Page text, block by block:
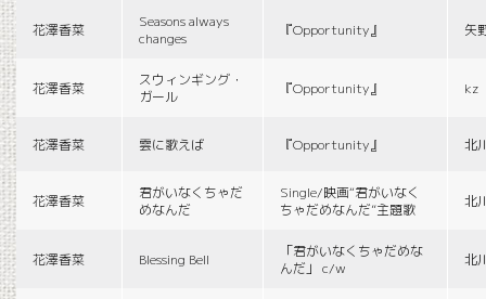
花澤香菜
Seasons always
changes
『Opportunity』 矢
花澤香菜
スウィンギング・
ガール
『Opportunity』 kz
花澤香菜 雲に歌えば 『Opportunity』 北
花澤香菜
君がいなくちゃだ
めなんだ
Single/映画“君がいなく
ちゃだめなんだ”主題歌
北
花澤香菜 Blessing Bell
「君がいなくちゃだめな
んだ」 c/w
北